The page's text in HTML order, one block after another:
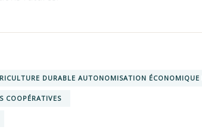
DURABLE AUTONOMISATION ÉCONOMIQUE
COOPÉRATIVES